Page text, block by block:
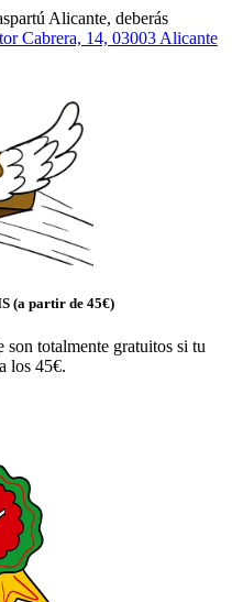
Alicante, deberás
Cabrera, 14, 03003 Alicante
(a partir de 45€)
son totalmente gratuitos si tu
los 45€.